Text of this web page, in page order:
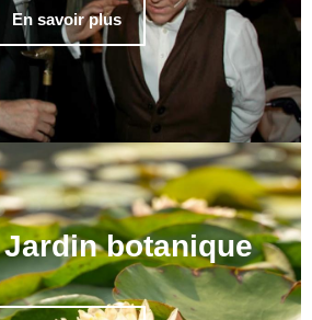
En savoir plus
Jardin botanique